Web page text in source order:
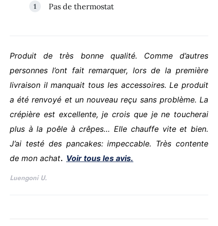
Pas de thermostat
Produit de très bonne qualité. Comme d’autres
personnes l’ont fait remarquer, lors de la première
livraison il manquait tous les accessoires. Le produit
a été renvoyé et un nouveau reçu sans problème. La
crépière est excellente, je crois que je ne toucherai
plus à la poêle à crêpes… Elle chauffe vite et bien.
J’ai testé des pancakes: impeccable. Très contente
de mon achat. Voir tous les avis.
Luengoni U.